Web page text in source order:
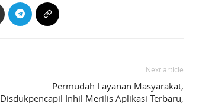
Next article
Permudah Layanan Masyarakat,
Disdukpencapil Inhil Merilis Aplikasi Terbaru,